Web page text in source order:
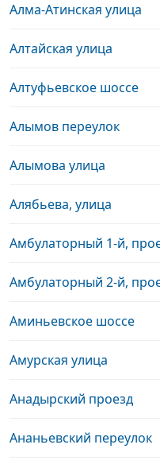
Алма-Атинская улица
Алтайская улица
Алтуфьевское шоссе
Алымов переулок
Алымова улица
Алябьева, улица
Амбулаторный 1-й,
Амбулаторный 2-й,
Аминьевское шоссе
Амурская улица
Анадырский проезд
Ананьевский переулок